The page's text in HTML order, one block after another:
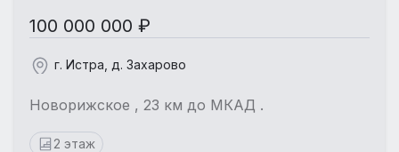
100 000 000 ₽
г. Истра, д. Захарово
Новорижское , 23 км до МКАД .
2 этаж